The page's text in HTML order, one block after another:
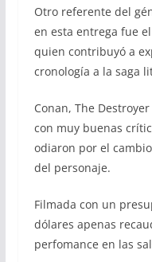
Otro referente del
en esta entrega fue
quien contribuyó a
cronología a la saga
Conan, The
con muy buenas
odiaron por el
del personaje.
Filmada con un
dólares apenas
perfomance en las